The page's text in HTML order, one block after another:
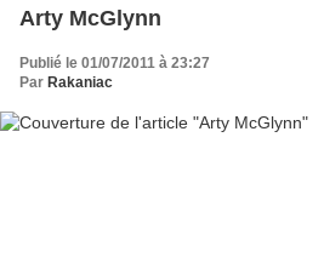
Arty McGlynn
Publié le 01/07/2011 à 23:27
Par Rakaniac